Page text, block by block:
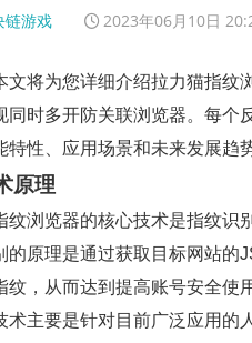
链游戏 2023年06月10日
文将为您详细介绍拉力猫指纹
同时多开防关联浏览器。每个
特性、应用场景和未来发展趋
原理
纹浏览器的核心技术是指纹识
的原理是通过获取目标网站的
纹，从而达到提高账号安全使
术主要是针对目前广泛应用的